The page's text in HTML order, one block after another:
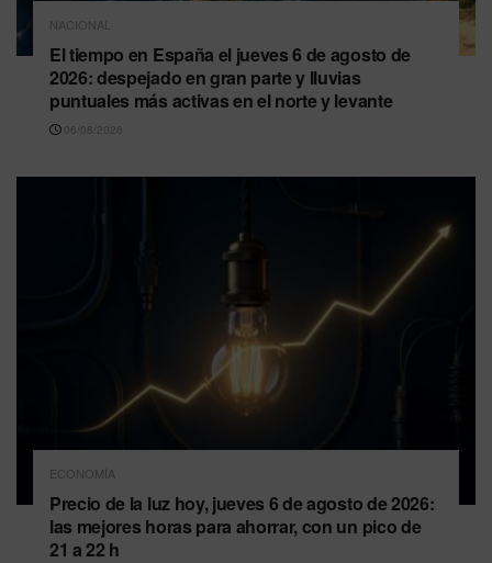
NACIONAL
El tiempo en España el jueves 6 de agosto de
2026: despejado en gran parte y lluvias
puntuales más activas en el norte y levante
06/08/2026
ECONOMÍA
Precio de la luz hoy, jueves 6 de agosto de 2026:
las mejores horas para ahorrar, con un pico de
21 a 22 h